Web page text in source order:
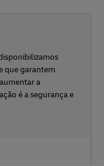
que garantem
a
é a segurança e